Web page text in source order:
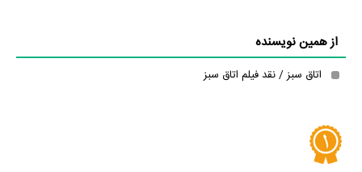
از همین نویسنده
اتاق سبز / نقد فیلم اتاق سبز